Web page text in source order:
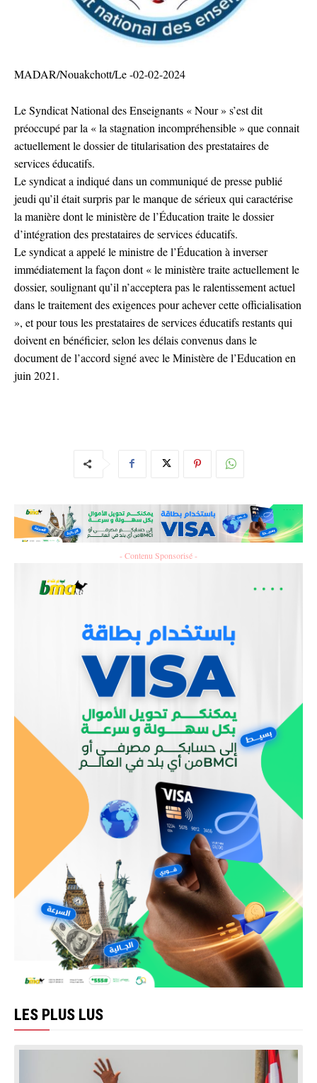
MADAR/Nouakchott/Le -02-02-2024
Le Syndicat National des Enseignants « Nour » s’est dit
préoccupé par la « la stagnation incompréhensible » que connait
actuellement le dossier de titularisation des prestataires de
services éducatifs.
Le syndicat a indiqué dans un communiqué de presse publié
jeudi qu’il était surpris par le manque de sérieux qui caractérise
la manière dont le ministère de l’Éducation traite le dossier
d’intégration des prestataires de services éducatifs.
Le syndicat a appelé le ministre de l’Éducation à inverser
immédiatement la façon dont « le ministère traite actuellement le
dossier, soulignant qu’il n’acceptera pas le ralentissement actuel
dans le traitement des exigences pour achever cette officialisation
», et pour tous les prestataires de services éducatifs restants qui
doivent en bénéficier, selon les délais convenus dans le
document de l’accord signé avec le Ministère de l’Education en
juin 2021.
- Contenu Sponsorisé -
LES PLUS LUS